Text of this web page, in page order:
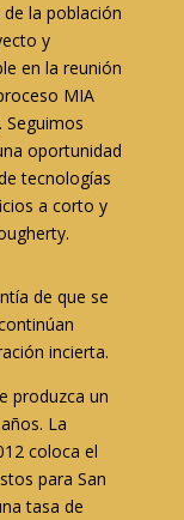
la población
y
en la reunión
MIA
oportunidad
tecnologías
a corto y
de que se
incierta.
produzca un
La
coloca el
para San
tasa de